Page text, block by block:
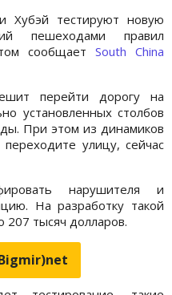
Хубэй тестируют новую
пешеходами правил
сообщает South China
перейти дорогу на
установленных столбов
При этом из динамиков
улицу, сейчас
нарушителя и
На разработку такой
207 тысяч долларов.